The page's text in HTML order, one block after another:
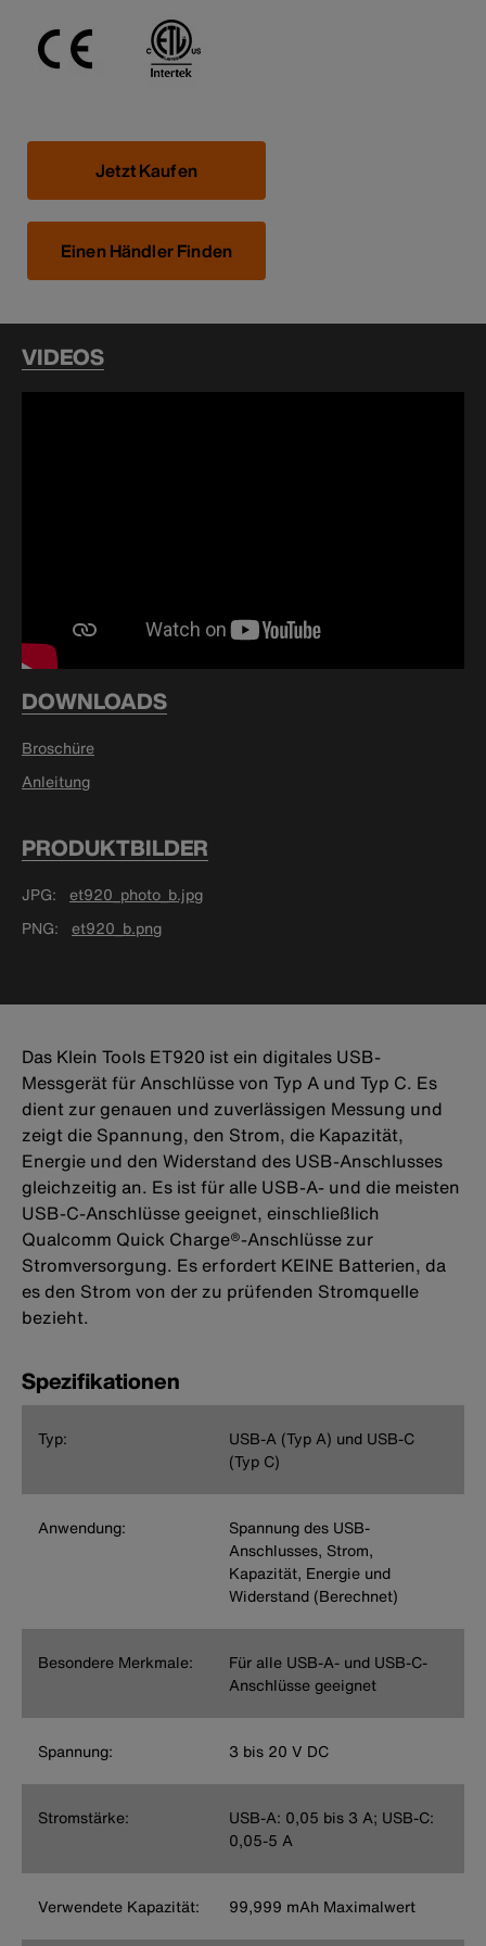
Jetzt Kaufen
Einen Händler Finden
VIDEOS
DOWNLOADS
Broschüre
Anleitung
PRODUKTBILDER
JPG
et920_photo_b.jpg
PNG
et920_b.png
Das Klein Tools ET920 ist ein digitales USB-
Messgerät für Anschlüsse von Typ A und Typ C. Es
dient zur genauen und zuverlässigen Messung und
zeigt die Spannung, den Strom, die Kapazität,
Energie und den Widerstand des USB-Anschlusses
gleichzeitig an. Es ist für alle USB-A- und die meisten
USB-C-Anschlüsse geeignet, einschließlich
Qualcomm Quick Charge®-Anschlüsse zur
Stromversorgung. Es erfordert KEINE Batterien, da
es den Strom von der zu prüfenden Stromquelle
bezieht.
Spezifikationen
Typ:
USB-A (Typ A) und USB-C
(Typ C)
Anwendung:
Spannung des USB-
Anschlusses, Strom,
Kapazität, Energie und
Widerstand (Berechnet)
Besondere Merkmale:
Für alle USB-A- und USB-C-
Anschlüsse geeignet
Spannung: 3 bis 20 V DC
Stromstärke:
USB-A: 0,05 bis 3 A; USB-C:
0,05-5 A
Verwendete Kapazität: 99,999 mAh Maximalwert